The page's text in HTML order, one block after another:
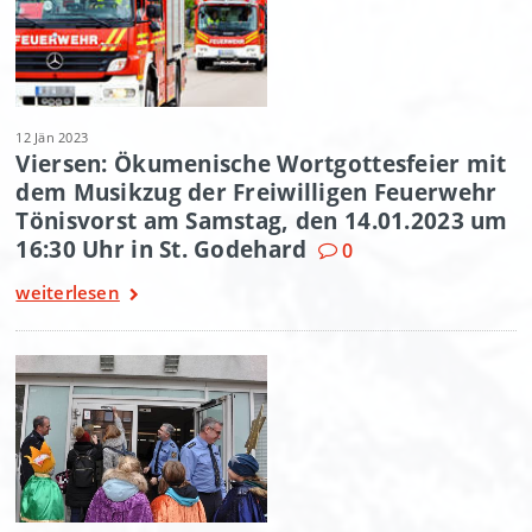
12 Jän 2023
Viersen: Ökumenische Wortgottesfeier mit
dem Musikzug der Freiwilligen Feuerwehr
Tönisvorst am Samstag, den 14.01.2023 um
16:30 Uhr in St. Godehard
0
weiterlesen